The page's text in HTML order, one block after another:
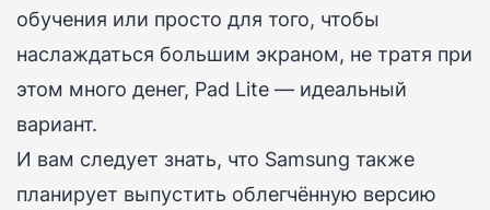
обучения или просто для того, чтобы
наслаждаться большим экраном, не тратя при
этом много денег, Pad Lite — идеальный
вариант.
И вам следует знать, что Samsung также
планирует выпустить облегчённую версию